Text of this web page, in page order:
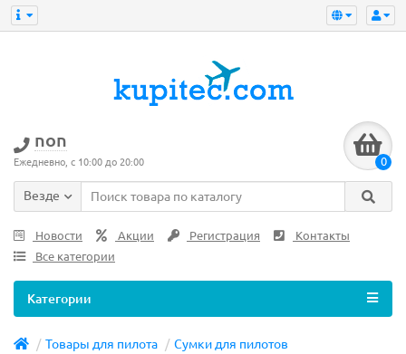
non
Ежедневно, с 10:00 до 20:00 0
Везде
Новости Акции Регистрация
Контакты
Все категории
Категории
Товары для пилота
Сумки для пилотов